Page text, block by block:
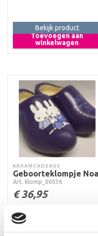
Toevoegen aan
winkelwagen
Bekijk product
KRAAMCADEAUS
Geboorteklompje Noa
Art. klomp_00036
€36,95